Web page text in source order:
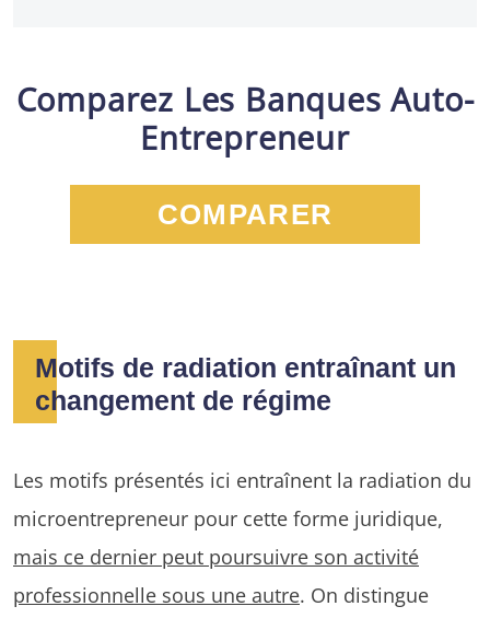
Comparez Les Banques Auto-
Entrepreneur
COMPARER
Motifs de radiation entraînant un
changement de régime
Les motifs présentés ici entraînent la radiation du
microentrepreneur pour cette forme juridique,
mais ce dernier peut poursuivre son activité
professionnelle sous une autre. On distingue